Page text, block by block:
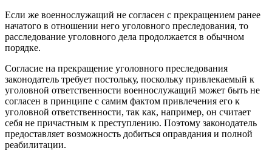
Если же военнослужащий не согласен с прекращением ранее
начатого в отношении него уголовного преследования, то
расследование уголовного дела продолжается в обычном
порядке.
Согласие на прекращение уголовного преследования
законодатель требует постольку, поскольку привлекаемый к
уголовной ответственности военнослужащий может быть не
согласен в принципе с самим фактом привлечения его к
уголовной ответственности, так как, например, он считает
себя не причастным к преступлению. Поэтому законодатель
предоставляет возможность добиться оправдания и полной
реабилитации.